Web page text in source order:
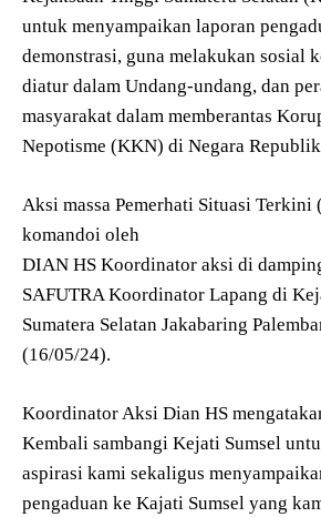
untuk menyampaikan laporan
demonstrasi, guna melakukan sosial
diatur dalam Undang-undang, dan
masyarakat dalam memberantas
Nepotisme (KKN) di Negara
Aksi massa Pemerhati Situasi Terkini
komandoi oleh
DIAN HS Koordinator aksi di
SAFUTRA Koordinator Lapang di
Sumatera Selatan Jakabaring
(16/05/24).
Koordinator Aksi Dian HS
Kembali sambangi Kejati Sumsel
aspirasi kami sekaligus
pengaduan ke Kajati Sumsel yang